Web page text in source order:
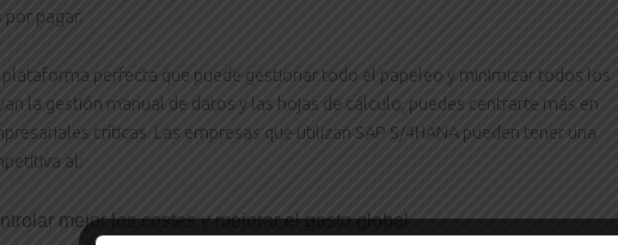
pagar.
plataforma perfecta que puede gestionar todo el papeleo y minimizar todos los
la gestión manual de datos y las hojas de cálculo, puedes centrarte más en
críticas. Las empresas que utilizan SAP S/4HANA pueden tener una
al:
mejor los costes y mejorar el gasto global